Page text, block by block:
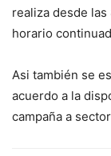
realiza desde las
horario
Asi también se
acuerdo a la
campaña a